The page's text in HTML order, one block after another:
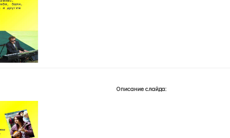
Описание слайда: